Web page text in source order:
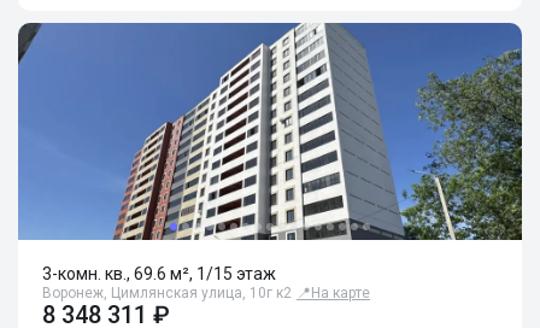
3-комн. кв., 69.6 м², 1/15 этаж
Воронеж, Цимлянская улица, 10г к2 📍 На карте
8 348 311 ₽